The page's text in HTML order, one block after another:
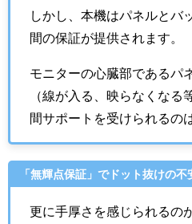
しかし、本機はパネルとバ
間の保証が提供されます。
モニターの心臓部であるパ
（線が入る、映らなくなる
間サポートを受けられるの
「無輝点保証」でドット抜けの不
更に手厚さを感じられるの